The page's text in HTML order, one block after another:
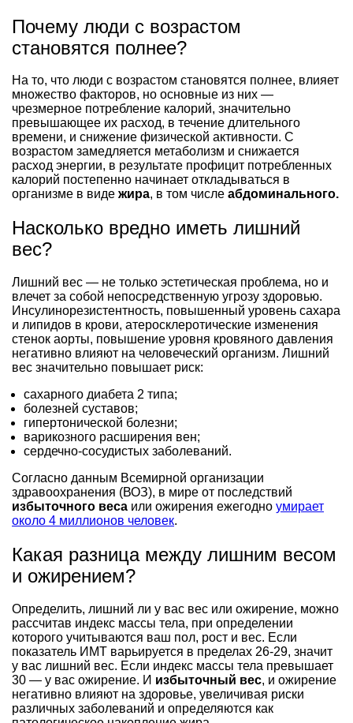
Почему люди с возрастом
становятся полнее?
На то, что люди с возрастом становятся полнее, влияет
множество факторов, но основные из них —
чрезмерное потребление калорий, значительно
превышающее их расход, в течение длительного
времени, и снижение физической активности. С
возрастом замедляется метаболизм и снижается
расход энергии, в результате профицит потребленных
калорий постепенно начинает откладываться в
организме в виде жира, в том числе абдоминального.
Насколько вредно иметь лишний
вес?
Лишний вес — не только эстетическая проблема, но и
влечет за собой непосредственную угрозу здоровью.
Инсулинорезистентность, повышенный уровень сахара
и липидов в крови, атеросклеротические изменения
стенок аорты, повышение уровня кровяного давления
негативно влияют на человеческий организм. Лишний
вес значительно повышает риск:
сахарного диабета 2 типа;
болезней суставов;
гипертонической болезни;
варикозного расширения вен;
сердечно-сосудистых заболеваний.
Согласно данным Всемирной организации
здравоохранения (ВОЗ), в мире от последствий
избыточного веса или ожирения ежегодно умирает
около 4 миллионов человек.
Какая разница между лишним весом
и ожирением?
Определить, лишний ли у вас вес или ожирение, можно
рассчитав индекс массы тела, при определении
которого учитываются ваш пол, рост и вес. Если
показатель ИМТ варьируется в пределах 26-29, значит
у вас лишний вес. Если индекс массы тела превышает
30 — у вас ожирение. И избыточный вес, и ожирение
негативно влияют на здоровье, увеличивая риски
различных заболеваний и определяются как